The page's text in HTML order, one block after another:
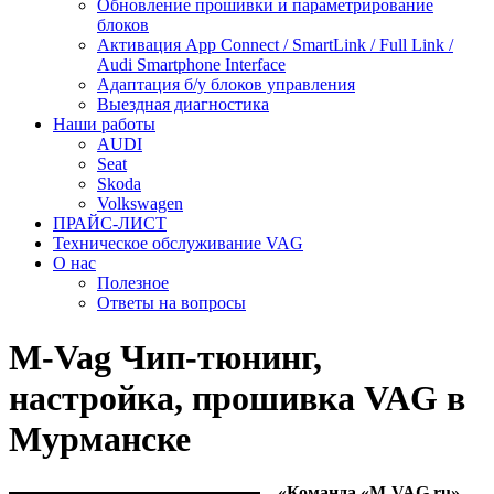
Обновление прошивки и параметрирование
блоков
Активация App Connect / SmartLink / Full Link /
Audi Smartphone Interface
Адаптация б/у блоков управления
Выездная диагностика
Наши работы
AUDI
Seat
Skoda
Volkswagen
ПРАЙС-ЛИСТ
Техническое обслуживание VAG
О нас
Полезное
Ответы на вопросы
M-Vag Чип-тюнинг,
настройка, прошивка VAG в
Мурманске